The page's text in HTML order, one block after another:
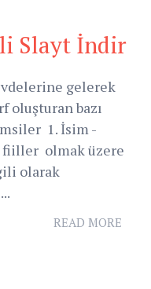
Slayt İndir
gelerek
oluşturan bazı
1. İsim -
fiiller olmak üzere
olarak
READ MORE